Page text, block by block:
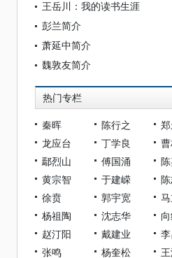
王岳川：我的读书生涯
彭兰简介
萧延中简介
魏敦友简介
热门专栏
秦晖 陈行之
龙应台
丁学良
鄢烈山
傅国涌
黄宗智
于建嵘
徐贲
郭宇宽
杨祖陶
沈志华
赵汀阳
戴建业
张鸣
杨奎松